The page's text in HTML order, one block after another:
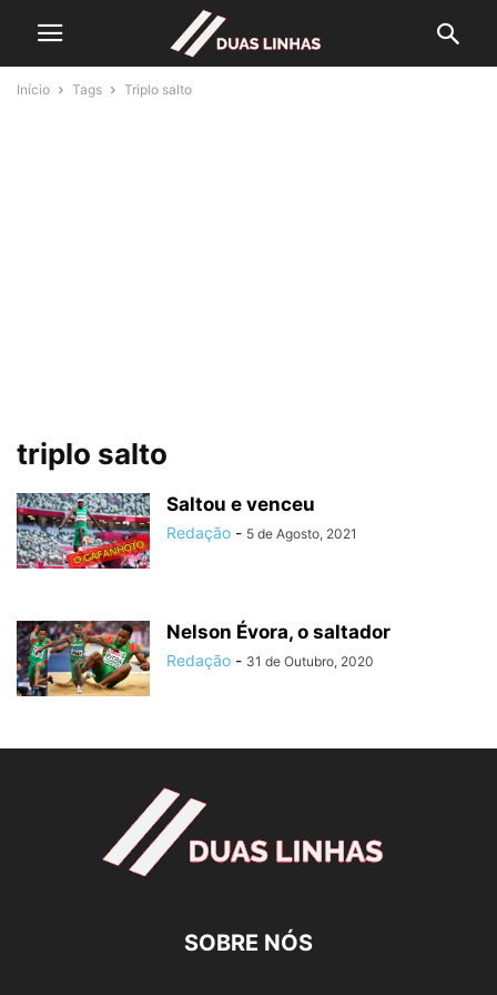
Início Tags Triplo salto
triplo salto
Saltou e venceu
Redação - 5 de Agosto, 2021
Nelson Évora, o saltador
Redação - 31 de Outubro, 2020
SOBRE NÓS